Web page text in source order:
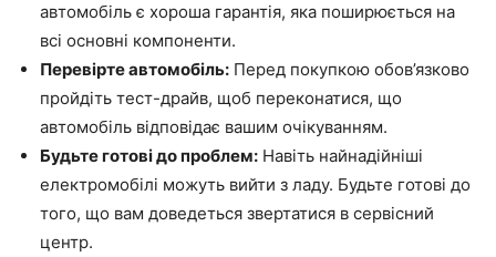
автомобіль є хороша гарантія, яка поширюється на
всі основні компоненти.
Перевірте автомобіль: Перед покупкою обов’язково
пройдіть тест-драйв, щоб переконатися, що
автомобіль відповідає вашим очікуванням.
Будьте готові до проблем: Навіть найнадійніші
електромобілі можуть вийти з ладу. Будьте готові до
того, що вам доведеться звертатися в сервісний
центр.